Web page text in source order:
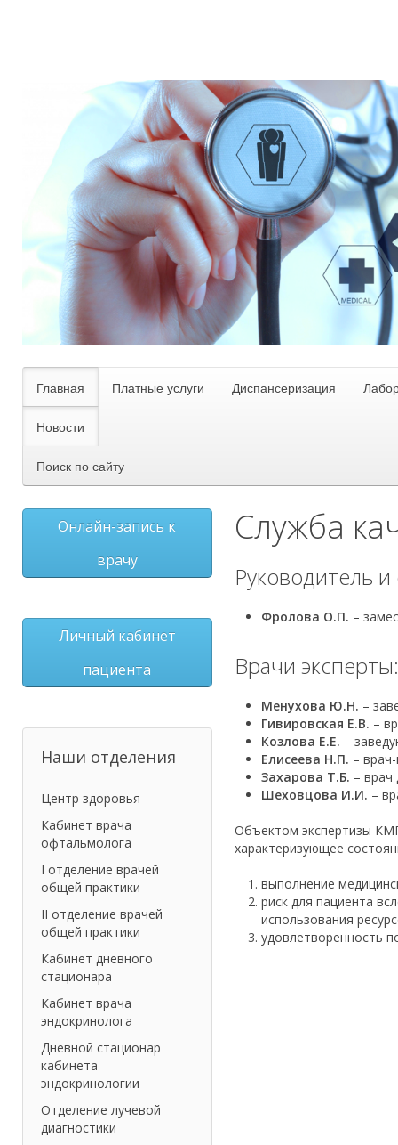
Главная Платные услуги Диспансеризация
Новости
Поиск по сайту
Служба
Руководитель
Фролова О.П. –
Врачи эксперты:
Менухова Ю.Н. –
Гивировская Е.В. –
Козлова Е.Е. –
Елисеева Н.П. –
Захарова Т.Б. – врач
Шеховцова И.И. –
Объектом экспертизы
характеризующее
выполнение
риск для пациента
использования
удовлетворенность
Онлайн-запись к
врачу
Личный кабинет
пациента
Наши отделения
Центр здоровья
Кабинет врача
офтальмолога
I отделение врачей
общей практики
II отделение врачей
общей практики
Кабинет дневного
стационара
Кабинет врача
эндокринолога
Дневной стационар
кабинета
эндокринологии
Отделение лучевой
диагностики